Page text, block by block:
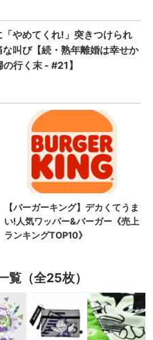
覧（全25枚）